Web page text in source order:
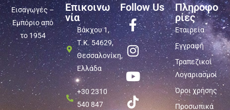
Εισαγωγές –
Εμπόριο από
το 1954
Επικοινω
νία
Βάκχου 1,
Τ.Κ. 54629,
Θεσσαλονίκη,
Ελλάδα
+30 2310
540 847
Follow Us
Πληροφο
ρίες
Εταιρεία
Εγγραφή
Τραπεζικοί
Λογαριασμοί
Όροι χρήσης
Προσωπικά